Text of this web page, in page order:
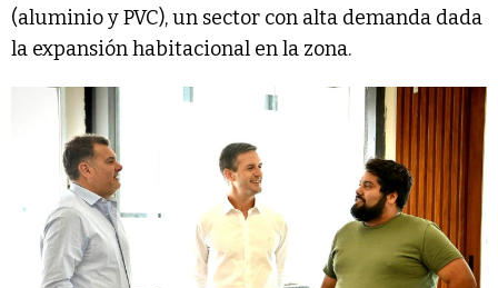
(aluminio y PVC), un sector con alta demanda dada
la expansión habitacional en la zona.